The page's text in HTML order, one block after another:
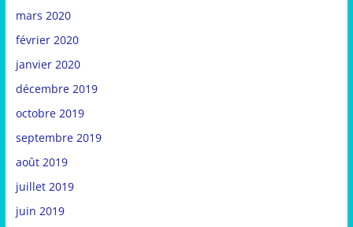
mars 2020
février 2020
janvier 2020
décembre 2019
octobre 2019
septembre 2019
août 2019
juillet 2019
juin 2019